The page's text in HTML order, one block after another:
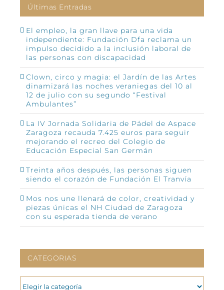
Últimas Entradas
El empleo, la gran llave para una vida
independiente: Fundación Dfa reclama un
impulso decidido a la inclusión laboral de
las personas con discapacidad
Clown, circo y magia: el Jardín de las Artes
dinamizará las noches veraniegas del 10 al
12 de julio con su segundo “Festival
Ambulantes”
La IV Jornada Solidaria de Pádel de Aspace
Zaragoza recauda 7.425 euros para seguir
mejorando el recreo del Colegio de
Educación Especial San Germán
Treinta años después, las personas siguen
siendo el corazón de Fundación El Tranvía
Mos nos une llenará de color, creatividad y
piezas únicas el NH Ciudad de Zaragoza
con su esperada tienda de verano
CATEGORIAS
CATEGORIAS